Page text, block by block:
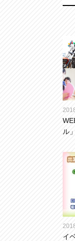
ル」
イ